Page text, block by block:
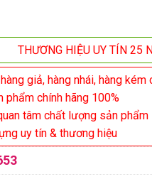
THƯƠNG HIỆU UY TÍN 25
giả, hàng nhái, hàng
phẩm chính hãng 100%
tâm chất lượng sản phẩm
uy tín & thương hiệu